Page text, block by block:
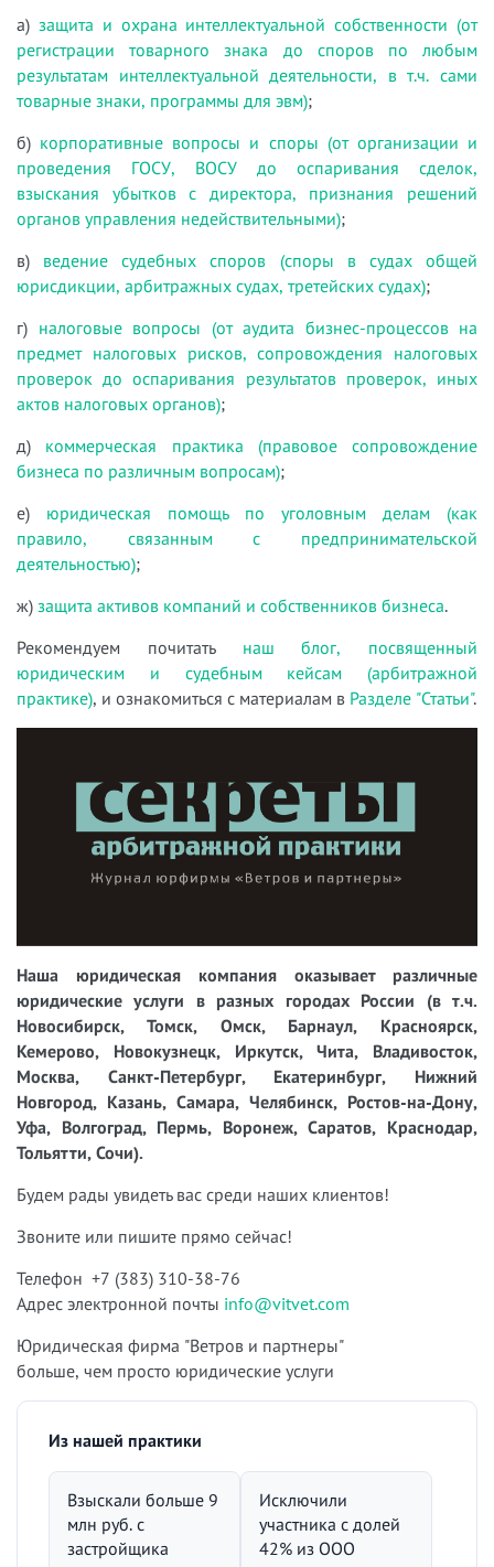
а) защита и охрана интеллектуальной собственности (от
регистрации товарного знака до споров по любым
результатам интеллектуальной деятельности, в т.ч. сами
товарные знаки, программы для эвм);
б) корпоративные вопросы и споры (от организации и
проведения ГОСУ, ВОСУ до оспаривания сделок,
взыскания убытков с директора, признания решений
органов управления недействительными);
в) ведение судебных споров (споры в судах общей
юрисдикции, арбитражных судах, третейских судах);
г) налоговые вопросы (от аудита бизнес-процессов на
предмет налоговых рисков, сопровождения налоговых
проверок до оспаривания результатов проверок, иных
актов налоговых органов);
д) коммерческая практика (правовое сопровождение
бизнеса по различным вопросам);
е) юридическая помощь по уголовным делам (как
правило, связанным с предпринимательской
деятельностью);
ж) защита активов компаний и собственников бизнеса.
Рекомендуем почитать наш блог, посвященный
юридическим и судебным кейсам (арбитражной
практике), и ознакомиться с материалам в Разделе "Статьи".
Наша юридическая компания оказывает различные
юридические услуги в разных городах России (в т.ч.
Новосибирск, Томск, Омск, Барнаул, Красноярск,
Кемерово, Новокузнецк, Иркутск, Чита, Владивосток,
Москва, Санкт-Петербург, Екатеринбург, Нижний
Новгород, Казань, Самара, Челябинск, Ростов-на-Дону,
Уфа, Волгоград, Пермь, Воронеж, Саратов, Краснодар,
Тольятти, Сочи).
Будем рады увидеть вас среди наших клиентов!
Звоните или пишите прямо сейчас!
Телефон +7 (383) 310-38-76
Адрес электронной почты info@vitvet.com
Юридическая фирма "Ветров и партнеры"
больше, чем просто юридические услуги
Из нашей практики
Взыскали больше 9
млн руб. с
застройщика
Исключили
участника с долей
42% из ООО